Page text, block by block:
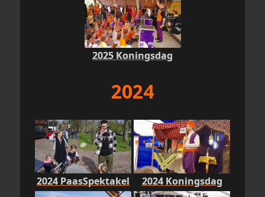
2025 Koningsdag
2024
2024 PaasSpektakel 2024 Koningsdag